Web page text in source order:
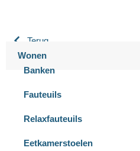
Terug
Wonen
Banken
Fauteuils
Relaxfauteuils
Eetkamerstoelen